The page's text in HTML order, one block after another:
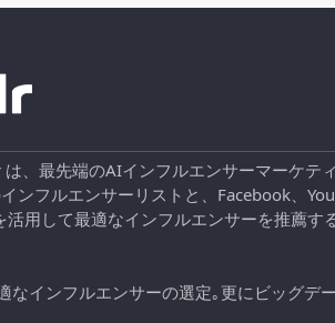
、最先端のAIインフルエンサーマーケ
ンフルエンサーリストと、Facebook、
活用して最適なインフルエンサーを推薦
なインフルエンサーの選定｡更にビッグデ